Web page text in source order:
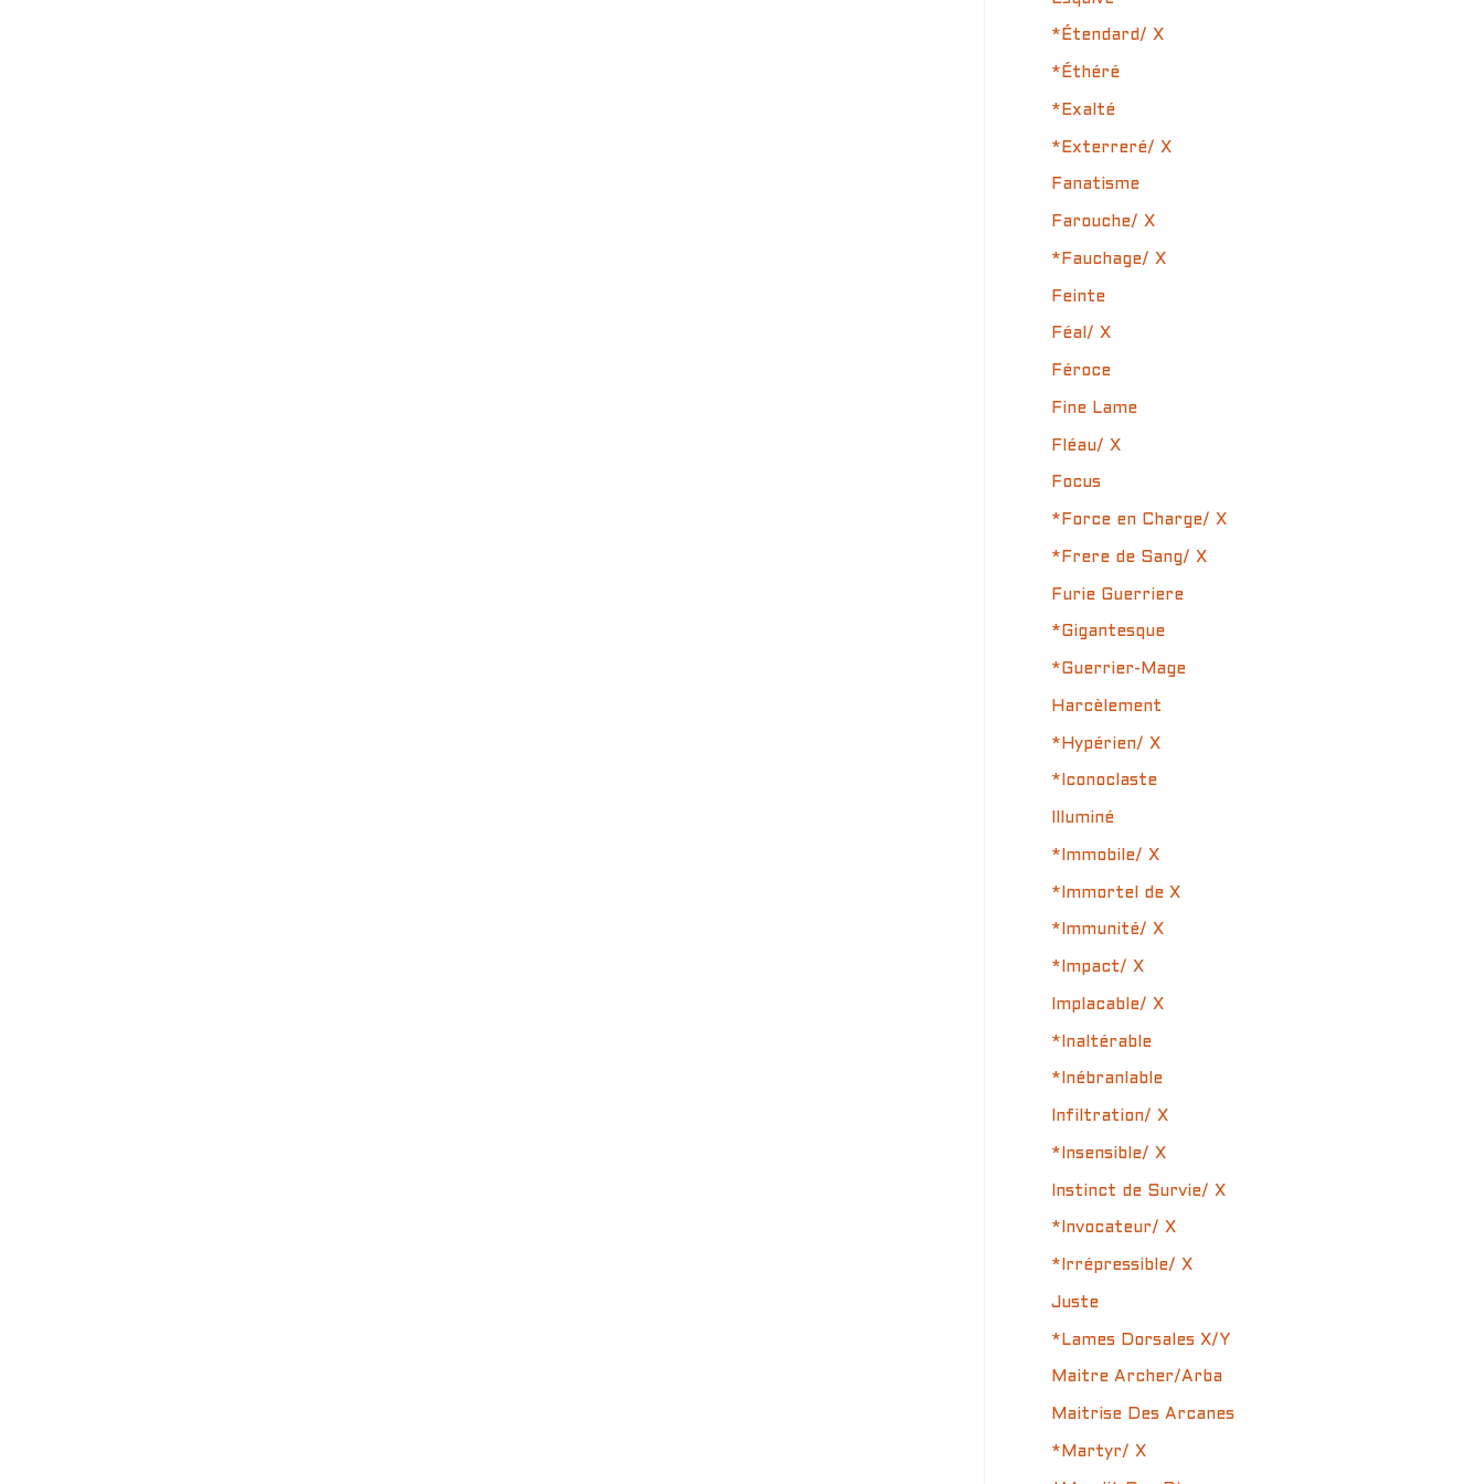
*Étendard/ X
*Éthéré
*Exalté
*Exterreré/ X
Fanatisme
Farouche/ X
*Fauchage/ X
Feinte
Féal/ X
Féroce
Fine Lame
Fléau/ X
Focus
*Force en Charge/ X
*Frere de Sang/ X
Furie Guerriere
*Gigantesque
*Guerrier-Mage
Harcèlement
*Hypérien/ X
*Iconoclaste
Illuminé
*Immobile/ X
*Immortel de X
*Immunité/ X
*Impact/ X
Implacable/ X
*Inaltérable
*Inébranlable
Infiltration/ X
*Insensible/ X
Instinct de Survie/ X
*Invocateur/ X
*Irrépressible/ X
Juste
*Lames Dorsales X/Y
Maitre Archer/Arba
Maitrise Des Arcanes
*Martyr/ X